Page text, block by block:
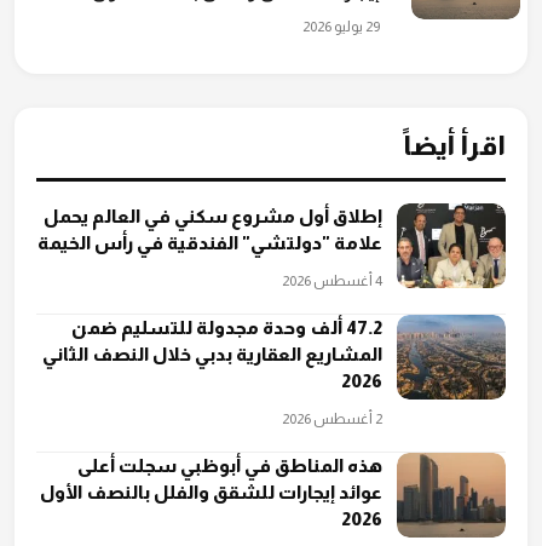
29 يوليو 2026
اقرأ أيضاً
إطلاق أول مشروع سكني في العالم يحمل
علامة "دولتشي" الفندقية في رأس الخيمة
4 أغسطس 2026
47.2 ألف وحدة مجدولة للتسليم ضمن
المشاريع العقارية بدبي خلال النصف الثاني
2026
2 أغسطس 2026
هذه المناطق في أبوظبي سجلت أعلى
عوائد إيجارات للشقق والفلل بالنصف الأول
2026